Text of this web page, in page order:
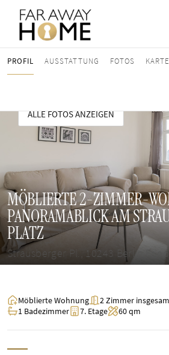
PROFIL AUSSTATTUNG FOTOS KARTE
ALLE FOTOS ANZEIGEN
MÖBLIERTE 2-ZIMMER-
PANORAMABLICK AM
PLATZ
Strausberger Pl., 10243 Berlin
Möblierte Wohnung 2 Zimmer
1 Badezimmer
7. Etage 60 qm